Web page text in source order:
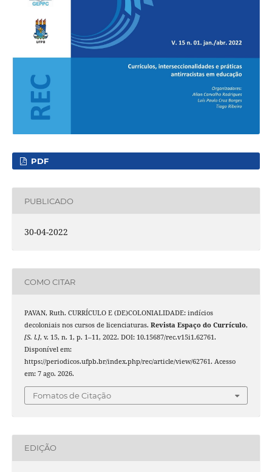
PDF
PUBLICADO
30-04-2022
COMO CITAR
PAVAN, Ruth. CURRÍCULO E (DE)COLONIALIDADE: indícios
decoloniais nos cursos de licenciaturas. Revista Espaço do Currículo,
[S. l.], v. 15, n. 1, p. 1–11, 2022. DOI: 10.15687/rec.v15i1.62761.
Disponível em:
https://periodicos.ufpb.br/index.php/rec/article/view/62761. Acesso
em: 7 ago. 2026.
Fomatos de Citação
EDIÇÃO